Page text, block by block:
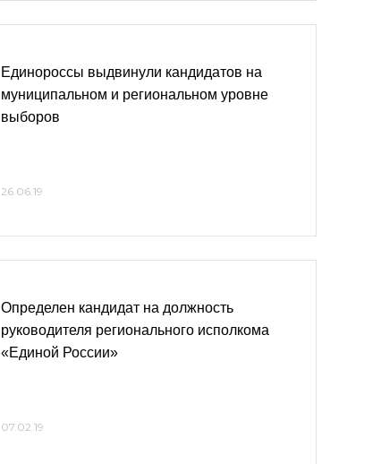
Единороссы выдвинули кандидатов на
муниципальном и региональном уровне
выборов
26.06.19
Определен кандидат на должность
руководителя регионального исполкома
«Единой России»
07.02.19